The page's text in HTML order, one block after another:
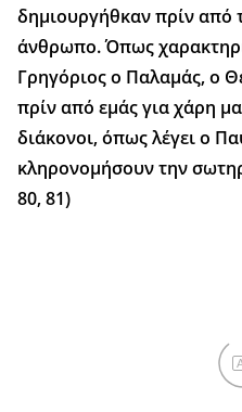
δημιουργήθκαν πρίν από
άνθρωπο. Όπως
Γρηγόριος ο Παλαμάς, ο
πρίν από εμάς για χάρη
διάκονοι, όπως λέγει ο
κληρονομήσουν την
80, 81)